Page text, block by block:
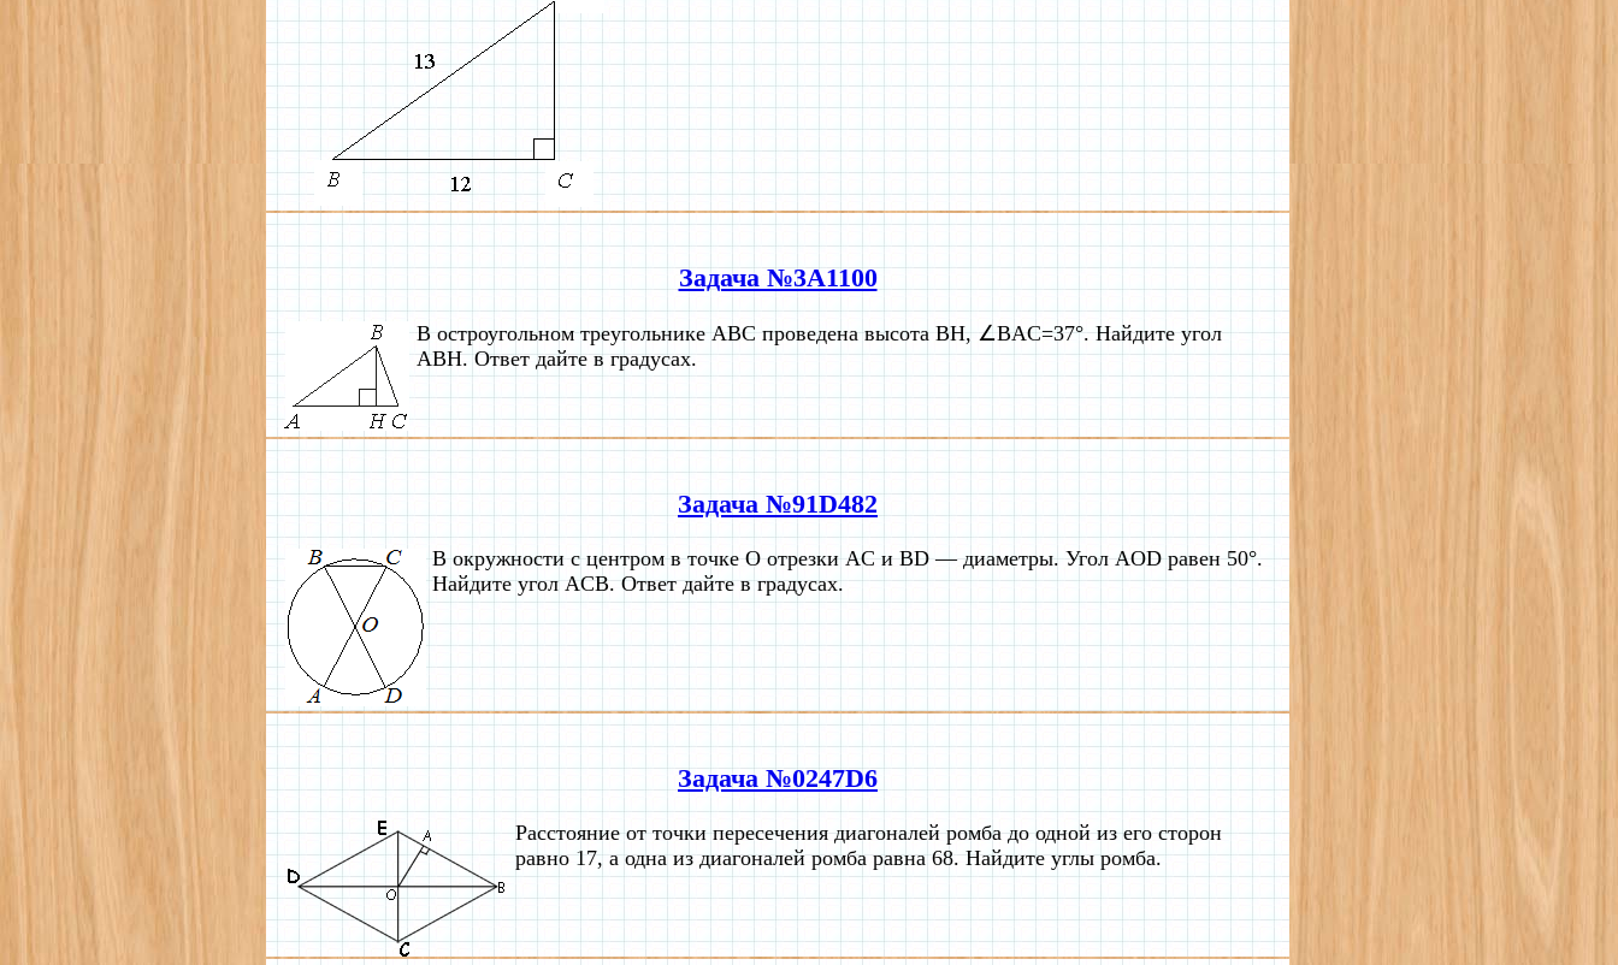
Задача №3A1100
В остроугольном треугольнике ABC проведена высота BH, ∠BAC=37°. Найдите угол
ABH. Ответ дайте в градусах.
Задача №91D482
В окружности с центром в точке O отрезки AC и BD — диаметры. Угол AOD равен 50°.
Найдите угол ACB. Ответ дайте в градусах.
Задача №0247D6
Расстояние от точки пересечения диагоналей ромба до одной из его сторон
равно 17, а одна из диагоналей ромба равна 68. Найдите углы ромба.